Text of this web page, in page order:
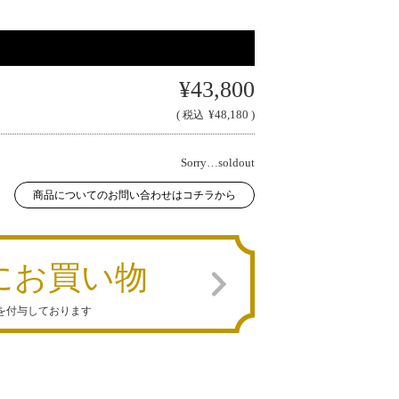
¥43,800
( 税込 ¥48,180 )
Sorry…soldout
商品についてのお問い合わせはコチラから
お買い物
付与しております